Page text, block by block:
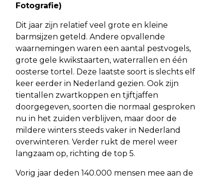
Fotografie)
Dit jaar zijn relatief veel grote en kleine
barmsijzen geteld. Andere opvallende
waarnemingen waren een aantal pestvogels,
grote gele kwikstaarten, waterrallen en één
oosterse tortel. Deze laatste soort is slechts elf
keer eerder in Nederland gezien. Ook zijn
tientallen zwartkoppen en tjiftjaffen
doorgegeven, soorten die normaal gesproken
nu in het zuiden verblijven, maar door de
mildere winters steeds vaker in Nederland
overwinteren. Verder rukt de merel weer
langzaam op, richting de top 5.
Vorig jaar deden 140.000 mensen mee aan de